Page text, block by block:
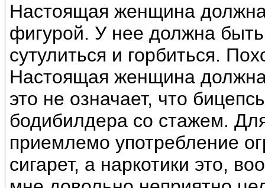
Настоящая женщина
фигурой. У нее должна
сутулиться и горбиться.
Настоящая женщина
это не означает, что
бодибилдера со стажем.
приемлемо употребление
сигарет, а наркотики это,